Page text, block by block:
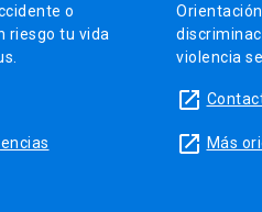
o
riesgo tu vida
violencia
launch
launch Más